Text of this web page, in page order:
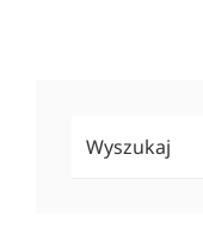
For: